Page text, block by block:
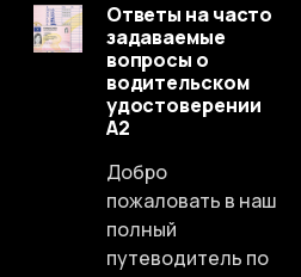
Ответы на часто
задаваемые
вопросы о
водительском
удостоверении
A2
Добро
пожаловать в наш
полный
путеводитель по
Lithuanian
Chinese
Spanish